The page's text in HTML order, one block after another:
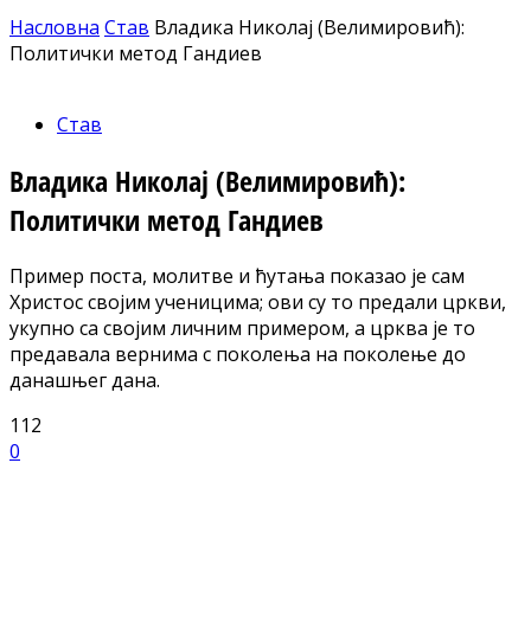
Насловна Став Владика Николај (Велимировић):
Политички метод Гандиев
Став
Владика Николај (Велимировић):
Политички метод Гандиев
Пример поста, молитве и ћутања показао је сам
Христос својим ученицима; ови су то предали цркви,
укупно са својим личним примером, а црква је то
предавала вернима с поколења на поколење до
данашњег дана.
112
0